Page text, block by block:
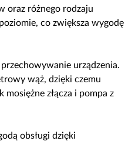
oraz różnego rodzaju
co zwiększa wygodę
urządzenia.
wąż, dzięki czemu
złącza i pompa z
obsługi dzięki